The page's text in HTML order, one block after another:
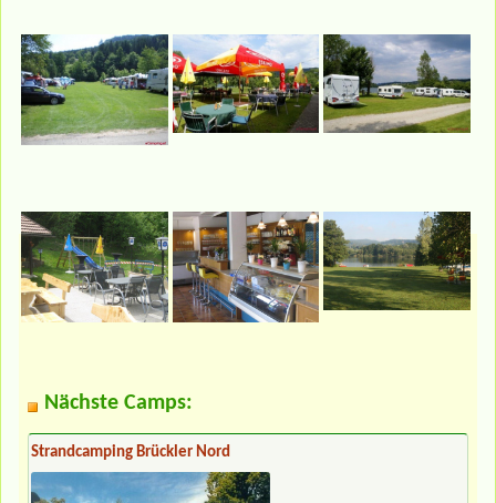
Nächste Camps:
Strandcamping Brückler Nord